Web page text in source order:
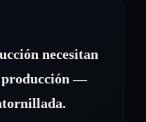
necesitan
producción —